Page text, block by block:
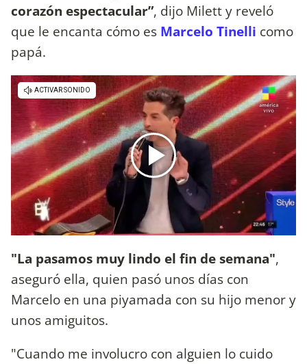
corazón espectacular”, dijo Milett y reveló
que le encanta cómo es Marcelo Tinelli como
papá.
"La pasamos muy lindo el fin de semana",
aseguró ella, quien pasó unos días con
Marcelo en una piyamada con su hijo menor y
unos amiguitos.
"Cuando me involucro con alguien lo cuido